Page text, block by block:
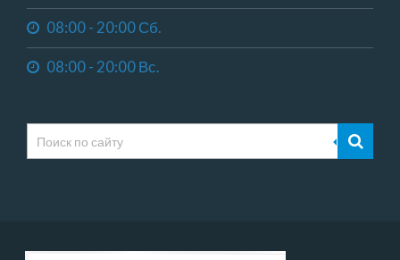
08:00 - 20:00 Сб.
08:00 - 20:00 Вс.